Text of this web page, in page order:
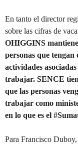
En tanto el director
sobre las cifras de
OHIGGINS
personas que
actividades
trabajar. SENCE
que las personas
trabajar como
en lo que es el
Para Francisco